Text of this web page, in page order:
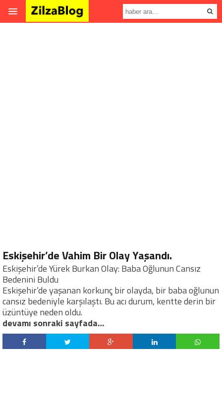
Eskişehir’de Vahim Bir Olay Yaşandı.
Eskişehir’de Yürek Burkan Olay: Baba Oğlunun Cansız
Bedenini Buldu
Eskişehir’de yaşanan korkunç bir olayda, bir baba oğlunun
cansız bedeniyle karşılaştı. Bu acı durum, kentte derin bir
üzüntüye neden oldu.
devamı sonraki sayfada…